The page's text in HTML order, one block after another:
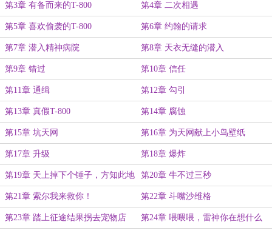
第3章 有备而来的T-800 第4章 二次相遇
第5章 喜欢偷袭的T-800 第6章 约翰的请求
第7章 潜入精神病院 第8章 天衣无缝的潜入
第9章 错过 第10章 信任
第11章 通缉 第12章 勾引
第13章 真假T-800 第14章 腐蚀
第15章 坑天网 第16章 为天网献上小鸟壁纸
第17章 升级 第18章 爆炸
第19章 天上掉下个锤子，方知此地
是漫威
第20章 牛不过三秒
第21章 索尔我来救你！ 第22章 斗嘴沙维格
第23章 踏上征途结果拐去宠物店 第24章 喂喂喂，雷神你在想什么